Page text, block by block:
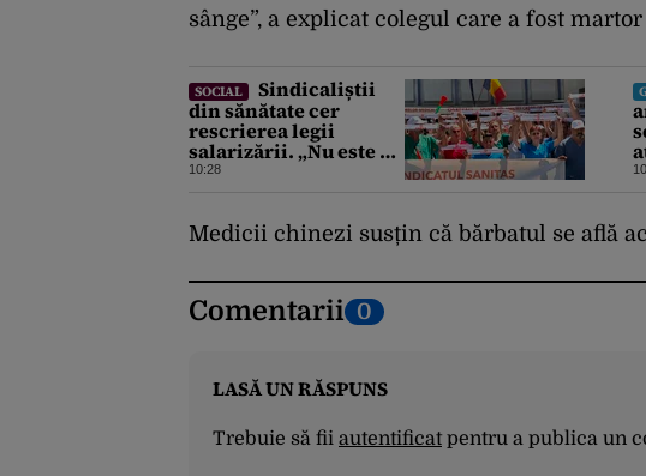
sânge”, a explicat colegul care a fost
SOCIAL
Sindicaliștii
din sănătate cer
rescrierea legii
salarizării. „Nu este o
opțiune negociabilă”.
Bolojan
10:28
Medicii chinezi susțin că bărbatul se află
Comentarii 0
LASĂ UN RĂSPUNS
Trebuie să fii autentificatpentru a publica un